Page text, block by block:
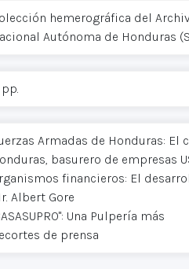
hemerográfica del
Autónoma de Honduras
Armadas de Honduras:
basurero de empresas
financieros: El
Albert Gore
Una Pulpería más
de prensa